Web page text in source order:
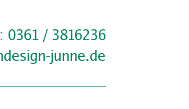
0361 / 3816236
junne.de